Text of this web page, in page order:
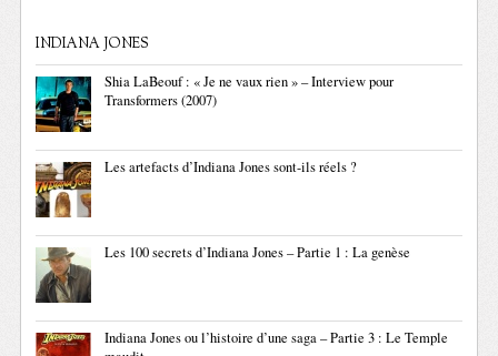
INDIANA JONES
Shia LaBeouf : « Je ne vaux rien » – Interview pour
Transformers (2007)
Les artefacts d’Indiana Jones sont-ils réels ?
Les 100 secrets d’Indiana Jones – Partie 1 : La genèse
Indiana Jones ou l’histoire d’une saga – Partie 3 : Le Temple